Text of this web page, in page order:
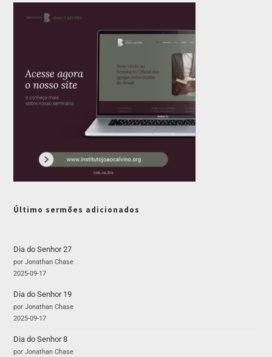
Último sermões adicionados
Dia do Senhor 27
por Jonathan Chase
2025-09-17
Dia do Senhor 19
por Jonathan Chase
2025-09-17
Dia do Senhor 8
por Jonathan Chase